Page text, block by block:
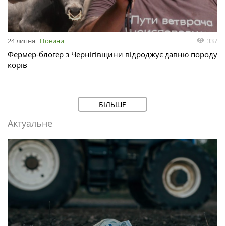
24 липня Новини 337
Фермер-блогер з Чернігівщини відроджує давню породу
корів
БІЛЬШЕ
Актуальне